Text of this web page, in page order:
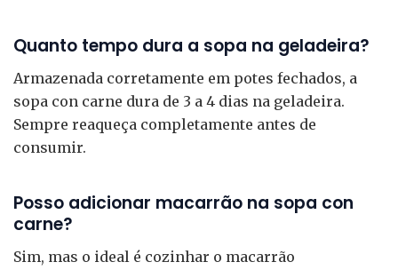
Quanto tempo dura a sopa na geladeira?
Armazenada corretamente em potes fechados, a
sopa con carne dura de 3 a 4 dias na geladeira.
Sempre reaqueça completamente antes de
consumir.
Posso adicionar macarrão na sopa con
carne?
Sim, mas o ideal é cozinhar o macarrão